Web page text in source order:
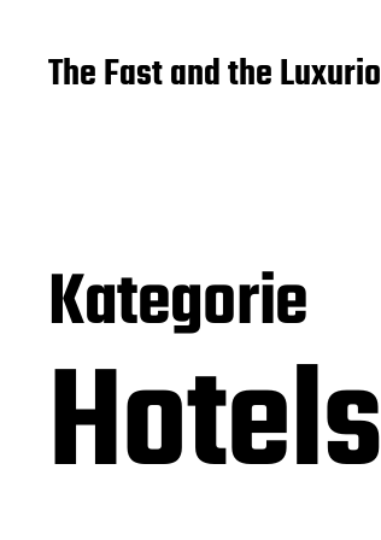
The Fast and the
Kategorie